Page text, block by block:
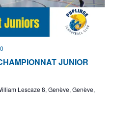
JUNIOR
Lescaze 8, Genève, Genève,